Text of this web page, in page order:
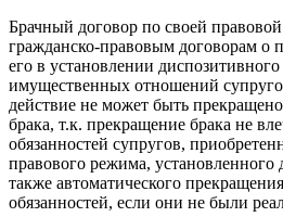
Брачный договор по своей
гражданско-правовым договорам о
его в установлении
имущественных отношений
действие не может быть
брака, т.к. прекращение брака не
обязанностей супругов,
правового режима,
также автоматического
обязанностей, если они не были